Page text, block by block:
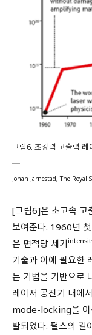
그림6. 초강력 고출력 레
Johan Jarnestad, The Royal
[그림6]은 초고속 고
보여준다. 1960년
은 면적당 세기
기술과 이에 필요한
는 기법을 기반으로
레이저 공진기 내에
mode-locking을 이
발되었다. 펄스의 길